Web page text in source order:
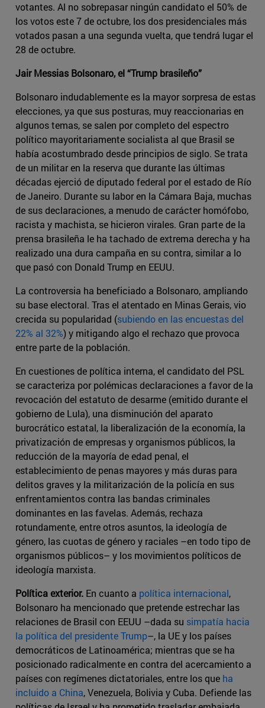
votantes. Al no sobrepasar ningún candidato el 50% de
los votos este 7 de octubre, los dos presidenciales más
votados pasan a una segunda vuelta, que tendrá lugar el
28 de octubre.
Jair Messias Bolsonaro, el “Trump brasileño”
Bolsonaro indudablemente es la mayor sorpresa de estas
elecciones, ya que sus posturas, muy reaccionarias en
algunos temas, se salen por completo del espectro
político mayoritariamente socialista al que Brasil se
había acostumbrado desde principios de siglo. Se trata
de un militar en la reserva que durante las últimas
décadas ejerció de diputado federal por el estado de Río
de Janeiro. Durante su labor en la Cámara Baja, muchas
de sus declaraciones, a menudo de carácter homófobo,
racista y machista, se hicieron virales. Gran parte de la
prensa brasileña le ha tachado de extrema derecha y ha
realizado una dura campaña en su contra, similar a lo
que pasó con Donald Trump en EEUU.
La controversia ha beneficiado a Bolsonaro, ampliando
su base electoral. Tras el atentado en Minas Gerais, vio
crecida su popularidad (subiendo en las encuestas del
22% al 32%) y mitigando algo el rechazo que provoca
entre parte de la población.
En cuestiones de política interna, el candidato del PSL
se caracteriza por polémicas declaraciones a favor de la
revocación del estatuto de desarme (emitido durante el
gobierno de Lula), una disminución del aparato
burocrático estatal, la liberalización de la economía, la
privatización de empresas y organismos públicos, la
reducción de la mayoría de edad penal, el
establecimiento de penas mayores y más duras para
delitos graves y la militarización de la policía en sus
enfrentamientos contra las bandas criminales
dominantes en las favelas. Además, rechaza
rotundamente, entre otros asuntos, la ideología de
género, las cuotas de género y raciales –en todo tipo de
organismos públicos– y los movimientos políticos de
ideología marxista.
Política exterior. En cuanto a política internacional,
Bolsonaro ha mencionado que pretende estrechar las
relaciones de Brasil con EEUU –dada su simpatía hacia
la política del presidente Trump–, la UE y los países
democráticos de Latinoamérica; mientras que se ha
posicionado radicalmente en contra del acercamiento a
países con regímenes dictatoriales, entre los que ha
incluido a China, Venezuela, Bolivia y Cuba. Defiende las